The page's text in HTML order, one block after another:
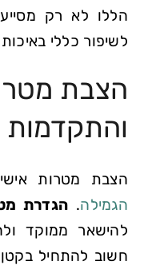
הללו לא רק
לשיפור כללי
הצבת
והתקדמות
הצבת מטרות
הגמילה.⁢ הגדרת
להישאר ממוקד
חשוב להתחיל